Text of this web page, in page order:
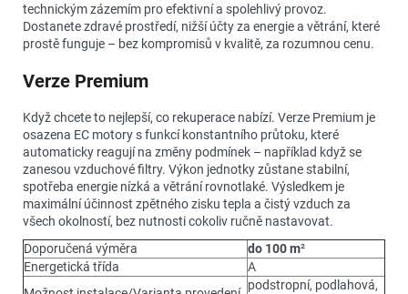
technickým zázemím pro efektivní a spolehlivý provoz.
Dostanete zdravé prostředí, nižší účty za energie a větrání, které
prostě funguje – bez kompromisů v kvalitě, za rozumnou cenu.
Verze Premium
Když chcete to nejlepší, co rekuperace nabízí. Verze Premium je
osazena EC motory s funkcí konstantního průtoku, které
automaticky reagují na změny podmínek – například když se
zanesou vzduchové filtry. Výkon jednotky zůstane stabilní,
spotřeba energie nízká a větrání rovnotlaké. Výsledkem je
maximální účinnost zpětného zisku tepla a čistý vzduch za
všech okolností, bez nutnosti cokoliv ručně nastavovat.
Doporučená výměra
do 100 m²
Energetická třída
A
podstropní, podlahová,